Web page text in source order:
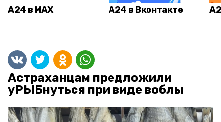
А24 в MAX А24 в Вконтакте
Астраханцам предложили
уРЫБнуться при виде воблы